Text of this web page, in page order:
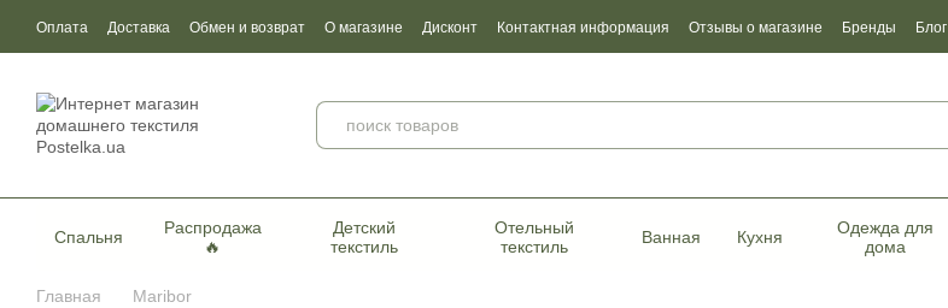
Оплата Доставка Обмен и возврат О магазине Дисконт Контактная информация Отзывы о магазине Бренды
Блог
Пользовательское соглашение
Договор публичной оферты Сертификаты качества
Спальня
Распродажа
🔥
Детский
текстиль
Отельный
текстиль
Ванная Кухня
Одежда для
дома
Главная Maribor